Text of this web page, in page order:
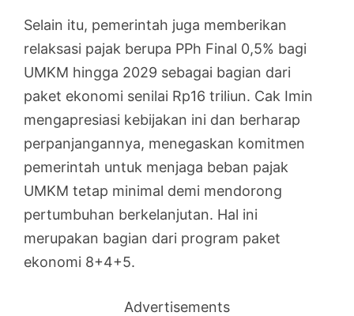
Selain itu, pemerintah juga memberikan
relaksasi pajak berupa PPh Final 0,5% bagi
UMKM hingga 2029 sebagai bagian dari
paket ekonomi senilai Rp16 triliun. Cak Imin
mengapresiasi kebijakan ini dan berharap
perpanjangannya, menegaskan komitmen
pemerintah untuk menjaga beban pajak
UMKM tetap minimal demi mendorong
pertumbuhan berkelanjutan. Hal ini
merupakan bagian dari program paket
ekonomi 8+4+5.
Advertisements